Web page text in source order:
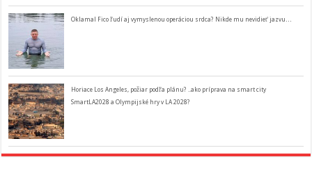
Oklamal Fico ľudí aj vymyslenou operáciou srdca? Nikde mu nevidieť jazvu…
Horiace Los Angeles, požiar podľa plánu? ..ako príprava na smart city
SmartLA2028 a Olympijské hry v LA 2028?